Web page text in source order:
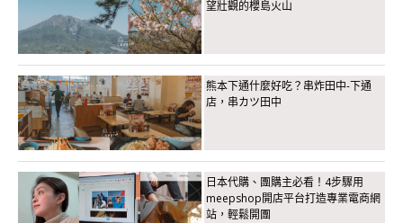
望壯觀的櫻島火山
熊本下通什麼好吃？串炸田中-下通
店，串カツ田中
日本代購、團購主必看！4步驟用
meepshop開店平台打造專業電商網
站，輕鬆開團